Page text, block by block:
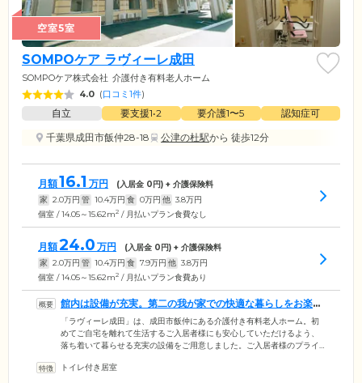
空室5室
SOMPOケア ラヴィーレ成田
SOMPOケア株式会社 介護付き有料老人ホーム
4.0 (口コミ1件)
自立 要支援1•2 要介護1〜5
認知症可
千葉県成田市飯仲28-18
公津の杜駅から 徒歩12分
月額16.1 万円 (入居金 0円) + 介護保険料
家 2.0万円 管 10.4万円 食 0万円 他 3.8万円
個室 / 14.05～15.62m2 / 月払いプラン食費なし
月額24.0 万円 (入居金 0円) + 介護保険料
家 2.0万円 管 10.4万円 食 7.9万円 他 3.8万円
個室 / 14.05～15.62m2 / 月払いプラン食費あり
館内は設備が充実。第二の我が家での快適な暮らしをお楽し
みください
「ラヴィーレ成田」は、成田市飯仲にある介護付き有料老人ホーム。初
めてご自宅を離れて生活するご入居者様にも安心していただけるよう、
落ち着いて暮らせる充実の設備をご用意しました。ご入居者様のプライ
これまで愛用してきた家具をお持ち込みいただき、ご自分らしい空間に
トイレ付き居室